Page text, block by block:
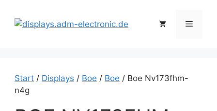
Inhalt
springen
Menü
Start / Displays / Boe / Boe / Boe Nv173fhm-
n4g